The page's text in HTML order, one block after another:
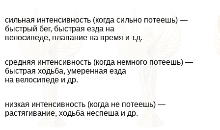
сильная интенсивность (когда сильно потеешь) —
быстрый бег, быстрая езда на
велосипеде, плавание на время и т.д.
средняя интенсивность (когда немного потеешь) —
быстрая ходьба, умеренная езда
на велосипеде и др.
низкая интенсивность (когда не потеешь) —
растягивание, ходьба неспеша и др.